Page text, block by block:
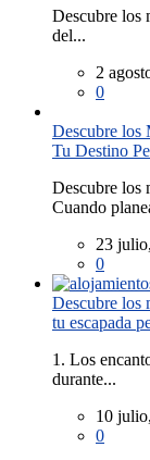
Descubre los
del...
2
0
Descubre los
Tu Destino
Descubre los
Cuando
23
0
Descubre los
tu escapada
1. Los
durante...
10
0